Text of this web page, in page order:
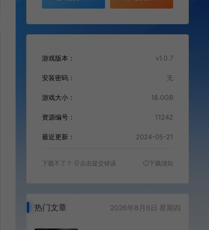
游戏版本： v1.0.7
安装密码： 无
游戏大小： 18.0GB
资源编号： 11242
最近更新： 2024-05-21
下载不了？ 点击提交错误 下载须知
热门文章 2026年8月6日 星期四